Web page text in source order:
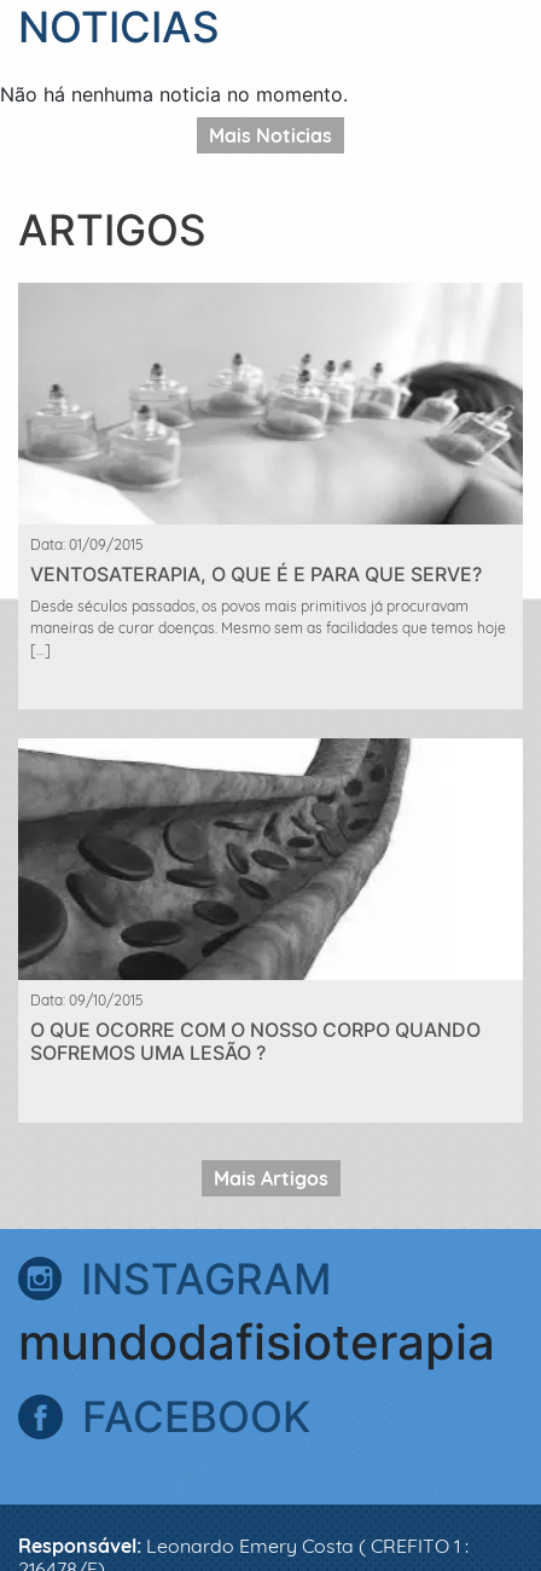
NOTICIAS
Não há nenhuma noticia no momento.
Mais Noticias
ARTIGOS
Data: 01/09/2015
VENTOSATERAPIA, O QUE É E PARA QUE SERVE?
Desde séculos passados, os povos mais primitivos já procuravam
maneiras de curar doenças. Mesmo sem as facilidades que temos hoje
[…]
Data: 09/10/2015
O QUE OCORRE COM O NOSSO CORPO QUANDO
SOFREMOS UMA LESÃO ?
Mais Artigos
INSTAGRAM
mundodafisioterapia
FACEBOOK
Responsável: Leonardo Emery Costa ( CREFITO 1 :